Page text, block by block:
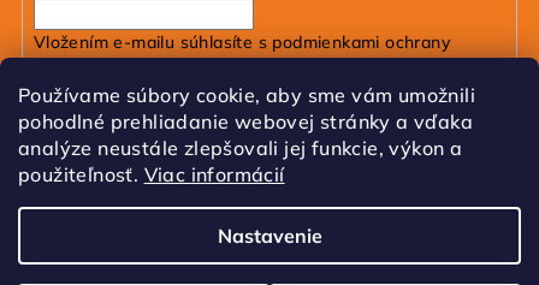
Používame súbory cookie, aby sme vám umožnili
pohodlné prehliadanie webovej stránky a vďaka
analýze neustále zlepšovali jej funkcie, výkon a
použiteľnosť. Viac informácií
Nastavenie
Vložením e-mailu súhlasíte s podmienkami ochrany
Prihlásiť sa